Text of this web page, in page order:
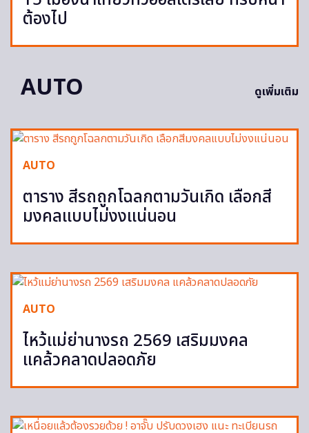
ต้องไป
AUTO ดูเพิ่มเติม
AUTO
ตาราง สีรถถูกโฉลกตามวันเกิด เลือกสี
มงคลแบบไม่งงแน่นอน
AUTO
ไหว้แม่ย่านางรถ 2569 เสริมมงคล
แคล้วคลาดปลอดภัย